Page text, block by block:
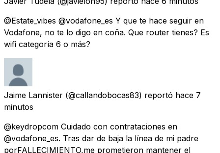
@Estate_vibes @vodafone_es Y que te hace seguir en
Vodafone, no te lo digo en coña. Que router tienes? Es
wifi categoría 6 o más?
Jaime Lannister (@callandobocas83) reportó hace 7
minutos
@keydropcom Cuidado con contrataciones en
@vodafone_es. Tras dar de baja la línea de mi padre
porFALLECIMIENTO,me prometieron mantener el